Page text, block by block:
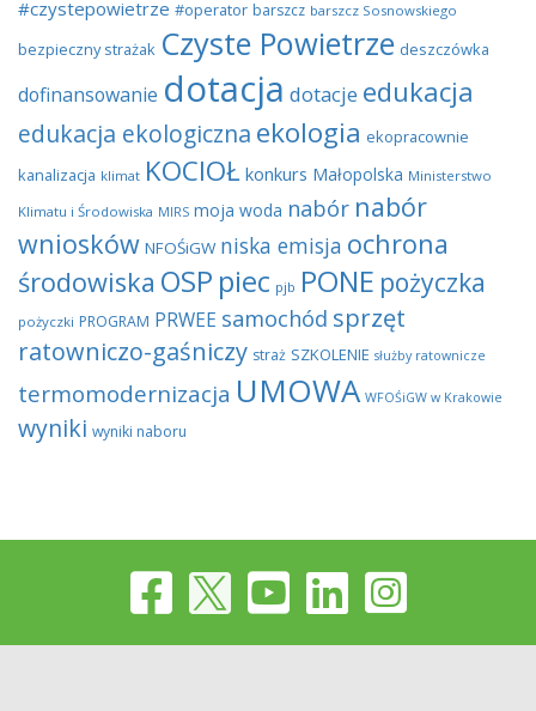
#czystepowietrze #operator barszcz barszcz Sosnowskiego
bezpieczny strażak Czyste Powietrze deszczówka
dofinansowanie dotacja dotacje edukacja
edukacja ekologiczna ekologia ekopracownie
kanalizacja klimat KOCIOŁ konkurs Małopolska Ministerstwo
Klimatu i Środowiska MIRS moja woda nabór nabór
wniosków NFOŚiGW niska emisja ochrona
środowiska OSP piec pjb PONE pożyczka
pożyczki PROGRAM PRWEE samochód sprzęt
ratowniczo-gaśniczy straż SZKOLENIE służby ratownicze
termomodernizacja UMOWA WFOŚiGW w Krakowie
wyniki wyniki naboru